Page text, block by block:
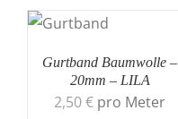
Gurtband Baumwolle –
20mm – LILA
2,50€ pro Meter